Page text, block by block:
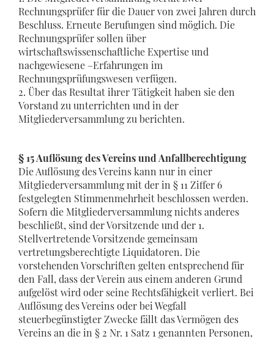
Rechnungsprüfer für die Dauer von zwei Jahren durch
Beschluss. Erneute Berufungen sind möglich. Die
Rechnungsprüfer sollen über
wirtschaftswissenschaftliche Expertise und
nachgewiesene –Erfahrungen im
Rechnungsprüfungswesen verfügen.
2. Über das Resultat ihrer Tätigkeit haben sie den
Vorstand zu unterrichten und in der
Mitgliederversammlung zu berichten.
§ 15 Auflösung des Vereins und Anfallberechtigung
Die Auflösung des Vereins kann nur in einer
Mitgliederversammlung mit der in § 11 Ziffer 6
festgelegten Stimmenmehrheit beschlossen werden.
Sofern die Mitgliederversammlung nichts anderes
beschließt, sind der Vorsitzende und der 1.
Stellvertretende Vorsitzende gemeinsam
vertretungsberechtigte Liquidatoren. Die
vorstehenden Vorschriften gelten entsprechend für
den Fall, dass der Verein aus einem anderen Grund
aufgelöst wird oder seine Rechtsfähigkeit verliert. Bei
Auflösung des Vereins oder bei Wegfall
steuerbegünstigter Zwecke fällt das Vermögen des
Vereins an die in § 2 Nr. 1 Satz 1 genannten Personen,